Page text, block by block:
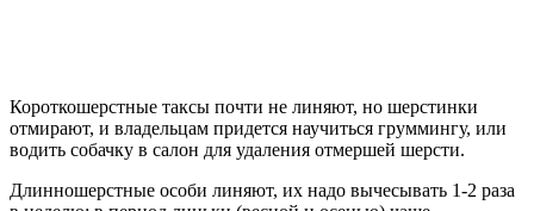
Короткошерстные таксы почти не линяют, но шерстинки
отмирают, и владельцам придется научиться груммингу, или
водить собачку в салон для удаления отмершей шерсти.
Длинношерстные особи линяют, их надо вычесывать 1-2 раза